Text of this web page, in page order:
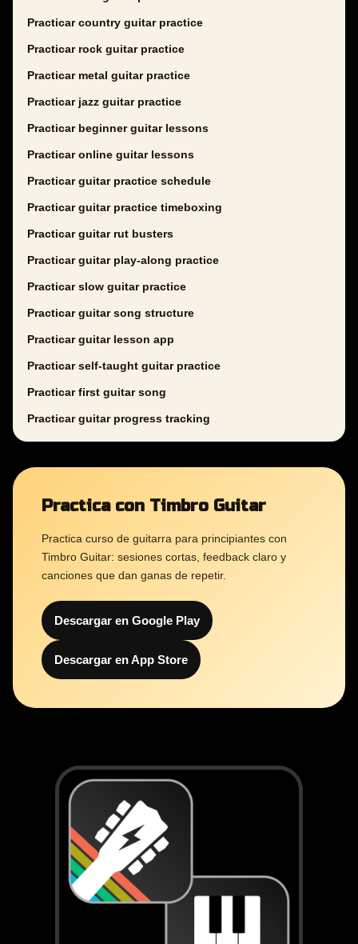
Practicar country guitar practice
Practicar rock guitar practice
Practicar metal guitar practice
Practicar jazz guitar practice
Practicar beginner guitar lessons
Practicar online guitar lessons
Practicar guitar practice schedule
Practicar guitar practice timeboxing
Practicar guitar rut busters
Practicar guitar play-along practice
Practicar slow guitar practice
Practicar guitar song structure
Practicar guitar lesson app
Practicar self-taught guitar practice
Practicar first guitar song
Practicar guitar progress tracking
Practica con Timbro Guitar
Practica curso de guitarra para principiantes con
Timbro Guitar: sesiones cortas, feedback claro y
canciones que dan ganas de repetir.
Descargar en Google Play
Descargar en App Store